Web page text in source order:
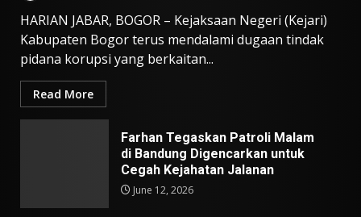
HARIAN JABAR, BOGOR – Kejaksaan Negeri (Kejari)
Kabupaten Bogor terus mendalami dugaan tindak
pidana korupsi yang berkaitan...
Read More
Farhan Tegaskan Patroli Malam
di Bandung Digencarkan untuk
Cegah Kejahatan Jalanan
June 12, 2026